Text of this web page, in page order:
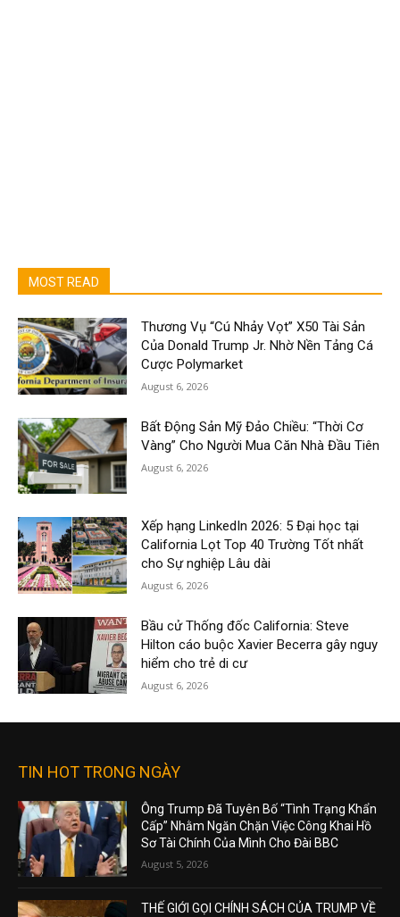
MOST READ
Thương Vụ “Cú Nhảy Vọt” X50 Tài Sản
Của Donald Trump Jr. Nhờ Nền Tảng Cá
Cược Polymarket
August 6, 2026
Bất Động Sản Mỹ Đảo Chiều: “Thời Cơ
Vàng” Cho Người Mua Căn Nhà Đầu Tiên
August 6, 2026
Xếp hạng LinkedIn 2026: 5 Đại học tại
California Lọt Top 40 Trường Tốt nhất
cho Sự nghiệp Lâu dài
August 6, 2026
Bầu cử Thống đốc California: Steve
Hilton cáo buộc Xavier Becerra gây nguy
hiểm cho trẻ di cư
August 6, 2026
TIN HOT TRONG NGÀY
Ông Trump Đã Tuyên Bố “Tình Trạng Khẩn
Cấp” Nhằm Ngăn Chặn Việc Công Khai Hồ
Sơ Tài Chính Của Mình Cho Đài BBC
August 5, 2026
THẾ GIỚI GỌI CHÍNH SÁCH CỦA TRUMP VỀ